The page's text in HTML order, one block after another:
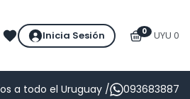
Inicia Sesión 0 UYU 0
a todo el Uruguay / 093683887